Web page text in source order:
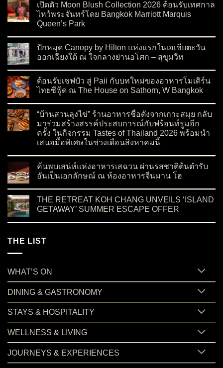
เปิดตัว Moon Blush Collection 2026 ต้อนรับเทศกาล
ไหว้พระจันทร์โดย Bangkok Marriott Marquis
Queen’s Park
ปักหมุด Canopy by Hilton แห่งแรกในเอเชียตะวัน
ออกเฉียงใต้ ณ ใจกลางย่านอโศก – สุขุมวิท
ต้อนรับเชฟบัว สู่ Paii กับบทใหม่ของอาหารโมเดิร์น
ไทยซีฟู้ด ณ The House on Sathorn, W Bangkok
“บ้านสวนลุงไข่” ร้านอาหารชื่อดังจากเกาะสมุย กลับ
มาร่วมสร้างสรรค์ประสบการณ์กับฟร้อนท์รูมอีก
ครั้ง ในกิจกรรม Tastes of Thailand 2026 พร้อมนำ
เสนอมื้อพิเศษในช่วงเดือนสิงหาคมนี้
ค้นพบเสน่ห์แห่งอาหารเสฉวน ผ่านรสชาติต้นตำรับ
อันเป็นเอกลักษณ์ ณ ห้องอาหารจีนมาน โฮ
THE RETREAT KOH CHANG UNVEILS ‘ISLAND
GETAWAY’ SUMMER ESCAPE OFFER
THE LIST
WHAT’S ON
DINING & GASTRONOMY
STAYS & HOSPITALITY
WELLNESS & LIVING
JOURNEYS & EXPERIENCES